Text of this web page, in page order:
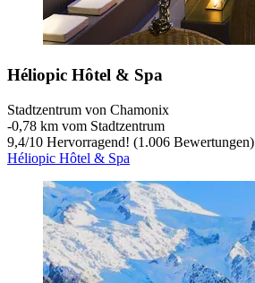
Héliopic Hôtel & Spa
Stadtzentrum von Chamonix
‐0,78 km vom Stadtzentrum
9,4/10 Hervorragend! (1.006 Bewertungen)
Héliopic Hôtel & Spa